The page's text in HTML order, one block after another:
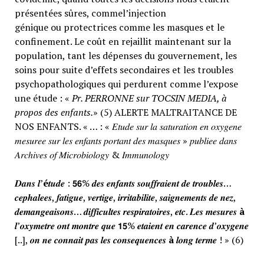
présentées sûres, commel’injection
génique ou protectrices comme les masques et le
confinement. Le coût en rejaillit maintenant sur la
population, tant les dépenses du gouvernement, les
soins pour suite d’effets secondaires et les troubles
psychopathologiques qui perdurent comme l’expose
une étude : «Pr. PERRONNE sur TOCSIN MEDIA, à
propos des enfants.» (5) ALERTE MALTRAITANCE DE
NOS ENFANTS. « … : « 𝐸𝑡𝑢𝑑𝑒 𝑠𝑢𝑟 𝑙𝑎 𝑠𝑎𝑡𝑢𝑟𝑎𝑡𝑖𝑜𝑛 𝑒𝑛 𝑜𝑥𝑦𝑔𝑒𝑛𝑒
𝑚𝑒𝑠𝑢𝑟𝑒𝑒 𝑠𝑢𝑟 𝑙𝑒𝑠 𝑒𝑛𝑓𝑎𝑛𝑡𝑠 𝑝𝑜𝑟𝑡𝑎𝑛𝑡 𝑑𝑒𝑠 𝑚𝑎𝑠𝑞𝑢𝑒𝑠 » 𝑝𝑢𝑏𝑙𝑖𝑒𝑒 𝑑𝑎𝑛𝑠
𝐴𝑟𝑐ℎ𝑖𝑣𝑒𝑠 𝑜𝑓 𝑀𝑖𝑐𝑟𝑜𝑏𝑖𝑜𝑙𝑜𝑔𝑦 & 𝐼𝑚𝑚𝑢𝑛𝑜𝑙𝑜𝑔𝑦
𝑫𝒂𝒏𝒔 𝒍’é𝒕𝒖𝒅𝒆 : 𝟱𝟲% 𝒅𝒆𝒔 𝒆𝒏𝒇𝒂𝒏𝒕𝒔 𝒔𝒐𝒖𝒇𝒇𝒓𝒂𝒊𝒆𝒏𝒕 𝒅𝒆 𝒕𝒓𝒐𝒖𝒃𝒍𝒆𝒔…
𝒄𝒆𝒑𝒉𝒂𝒍𝒆𝒆𝒔, 𝒇𝒂𝒕𝒊𝒈𝒖𝒆, 𝒗𝒆𝒓𝒕𝒊𝒈𝒆, 𝒊𝒓𝒓𝒊𝒕𝒂𝒃𝒊𝒍𝒊𝒕𝒆, 𝒔𝒂𝒊𝒈𝒏𝒆𝒎𝒆𝒏𝒕𝒔 𝒅𝒆 𝒏𝒆𝒛,
𝒅𝒆𝒎𝒂𝒏𝒈𝒆𝒂𝒊𝒔𝒐𝒏𝒔… 𝒅𝒊𝒇𝒇𝒊𝒄𝒖𝒍𝒕𝒆𝒔 𝒓𝒆𝒔𝒑𝒊𝒓𝒂𝒕𝒐𝒊𝒓𝒆𝒔, 𝒆𝒕𝒄. 𝑳𝒆𝒔 𝒎𝒆𝒔𝒖𝒓𝒆𝒔 à
𝒍’𝒐𝒙𝒚𝒎𝒆𝒕𝒓𝒆 𝒐𝒏𝒕 𝒎𝒐𝒏𝒕𝒓𝒆 𝒒𝒖𝒆 𝟭𝟱% 𝒆𝒕𝒂𝒊𝒆𝒏𝒕 𝒆𝒏 𝒄𝒂𝒓𝒆𝒏𝒄𝒆 𝒅’𝒐𝒙𝒚𝒈𝒆𝒏𝒆
[..], 𝒐𝒏 𝒏𝒆 𝒄𝒐𝒏𝒏𝒂𝒊𝒕 𝒑𝒂𝒔 𝒍𝒆𝒔 𝒄𝒐𝒏𝒔𝒆𝒒𝒖𝒆𝒏𝒄𝒆𝒔 à𝒍𝒐𝒏𝒈 𝒕𝒆𝒓𝒎𝒆 ! » (6)